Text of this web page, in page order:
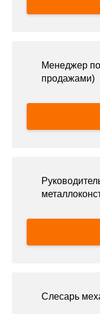
Менеджер
продажами)
Слесарь